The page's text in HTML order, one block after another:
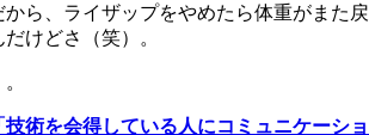
ら、ライザップをやめたら体重がまた戻
けどさ（笑）。
術を会得している人にコミュニケーショ